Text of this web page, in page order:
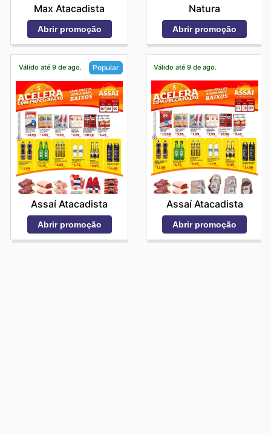
Max Atacadista
Abrir promoção
Natura
Abrir promoção
Válido até 9 de ago. Popular
Assaí Atacadista
Abrir promoção
Válido até 9 de ago.
Assaí Atacadista
Abrir promoção